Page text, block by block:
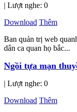
| Lượt nghe: 0
Download Thêm
Ban quản trị web
dân ca quan họ bắc...
Ngồi tựa mạn
| Lượt nghe: 0
Download Thêm